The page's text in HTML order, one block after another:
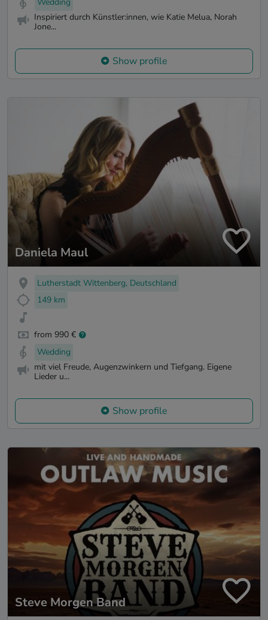
Inspiriert durch Künstler:innen, wie Katie Melua, Norah
Jone...
Show profile
Daniela Maul
Lutherstadt Wittenberg, Deutschland
149 km
from 990 €
Wedding
mit viel Freude, Augenzwinkern und Tiefgang. Eigene
Lieder u...
Show profile
Steve Morgen Band